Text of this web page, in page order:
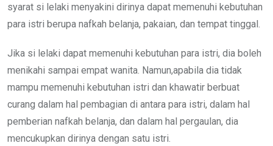
syarat si lelaki menyakini dirinya dapat memenuhi kebutuhan
para istri berupa nafkah belanja, pakaian, dan tempat tinggal.
Jika si lelaki dapat memenuhi kebutuhan para istri, dia boleh
menikahi sampai empat wanita. Namun,apabila dia tidak
mampu memenuhi kebutuhan istri dan khawatir berbuat
curang dalam hal pembagian di antara para istri, dalam hal
pemberian nafkah belanja, dan dalam hal pergaulan, dia
mencukupkan dirinya dengan satu istri.